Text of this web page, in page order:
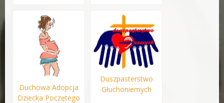
Duchowa Adopcja
Dziecka Poczętego
Duszpasterstwo
Głuchoniemych